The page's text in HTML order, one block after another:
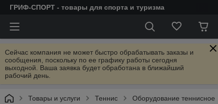
ГРИФ-СПОРТ - товары для спорта и туризма
Сейчас компания не может быстро обрабатывать заказы и
сообщения, поскольку по ее графику работы сегодня
выходной. Ваша заявка будет обработана в ближайший
рабочий день.
Товары и услуги Теннис Оборудование теннисное